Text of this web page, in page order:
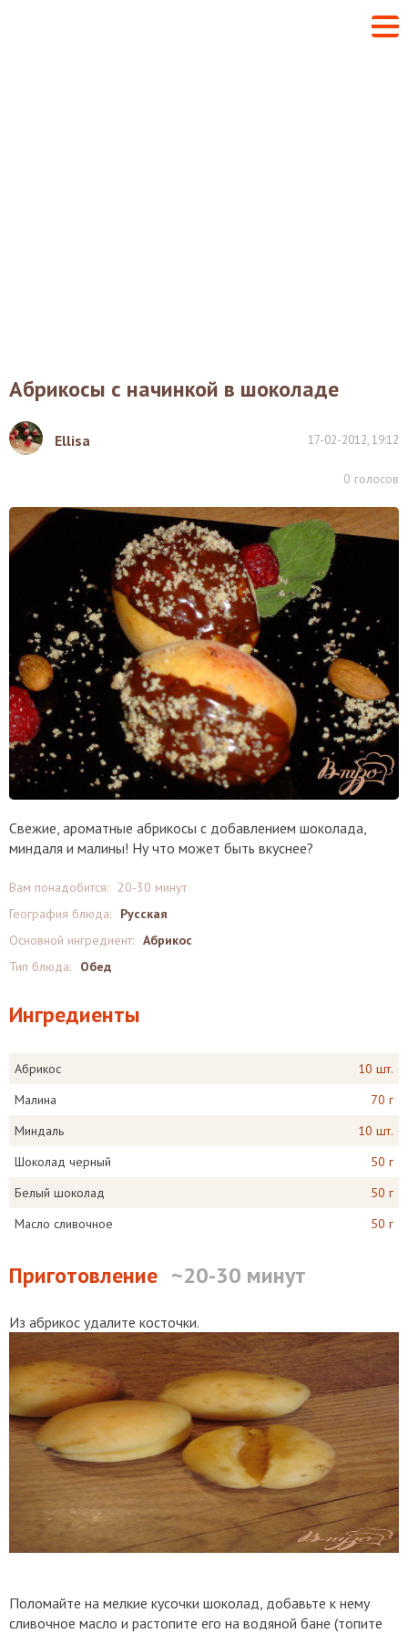
Абрикосы с начинкой в шоколаде
Ellisa 17-02-2012, 19:12
0 голосов
Свежие, ароматные абрикосы с добавлением шоколада,
миндаля и малины! Ну что может быть вкуснее?
Вам понадобится:
20-30 минут
География блюда:
Русская
Основной ингредиент: Абрикос
Тип блюда:
Обед
Ингредиенты
Абрикос
10 шт.
Малина
70 г
Миндаль
10 шт.
Шоколад черный
50 г
Белый шоколад
50 г
Масло сливочное
50 г
Приготовление ~20-30 минут
Из абрикос удалите косточки.
Поломайте на мелкие кусочки шоколад, добавьте к нему
сливочное масло и растопите его на водяной бане (топите